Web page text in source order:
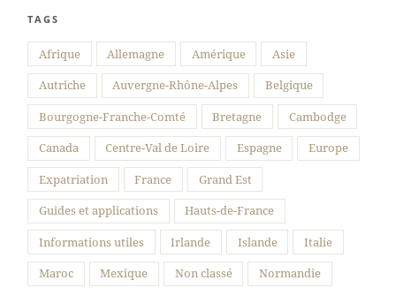
Suivre sur Instagram
TAGS
Afrique Allemagne Amérique Asie
Autriche Auvergne-Rhône-Alpes Belgique
Bourgogne-Franche-Comté Bretagne Cambodge
Canada Centre-Val de Loire Espagne Europe
Expatriation France Grand Est
Guides et applications Hauts-de-France
Informations utiles Irlande Islande Italie
Maroc Mexique Non classé Normandie